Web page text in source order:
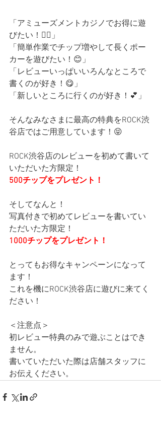
「アミューズメントカジノでお得に遊
びたい！🙋‍♀️」
「簡単作業でチップ増やして長くポー
カーを遊びたい！😊」
「レビューいっぱいいろんなところで
書くのが好き！😋」
「新しいところに行くのが好き！💕」
そんなみなさまに最高の特典をROCK渋
谷店ではご用意しています！😝
ROCK渋谷店のレビューを初めて書いて
いただいた方限定！
500チップをプレゼント！
そしてなんと！
写真付きで初めてレビューを書いてい
ただいた方限定！
1000チップをプレゼント！
とってもお得なキャンペーンになって
ます！
これを機にROCK渋谷店に遊びに来てく
ださい！
＜注意点＞
初レビュー特典のみで遊ぶことはでき
ません。
書いていただいた際は店舗スタッフに
お伝えください。